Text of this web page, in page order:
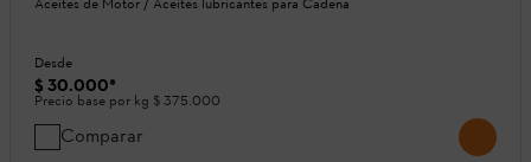
Aceites de Motor / Aceites lubricantes para Cadena
Desde
$ 30.000*
Precio base por kg $ 375.000
Comparar